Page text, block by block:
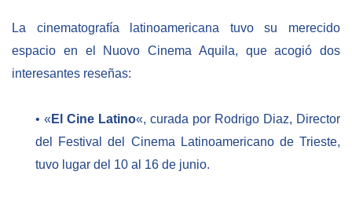
La cinematografía latinoamericana tuvo su merecido
espacio en el Nuovo Cinema Aquila, que acogió dos
interesantes reseñas:
• « El Cine Latino«, curada por Rodrigo Diaz, Director
del Festival del Cinema Latinoamericano de Trieste,
tuvo lugar del 10 al 16 de junio.